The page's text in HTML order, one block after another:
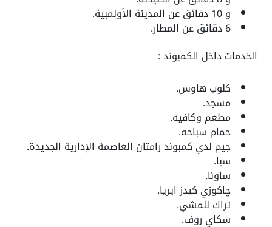
و 10 دقائق عن المدينة الأولمبية.
6 دقائق عن المطار.
الخدمات داخل الكمبوند :
كلوب هاوس.
مسجد.
مطعم وكافيه.
حمام سباحه.
جيم لدي كمبوند رامتان العاصمة الإدارية الجديدة.
سبا.
ساونا.
چاكوزي كيدز ايريا.
تراك للمشي.
سكاي روف.